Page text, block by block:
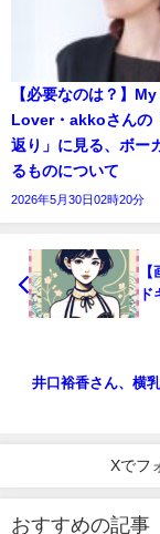
【必要なのは？】
Lover・akkoさんの
返り」に見る、ボー
るものについて
2026年5月30日02時20分
井口裕香さん、横
Xでフ
おすすめの記事